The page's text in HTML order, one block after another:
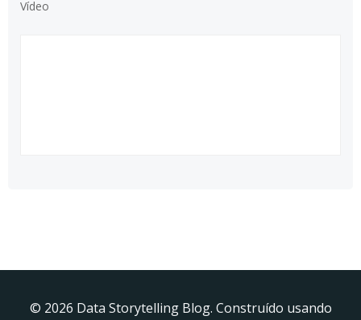
Vídeo
© 2026 Data Storytelling Blog. Construído usando